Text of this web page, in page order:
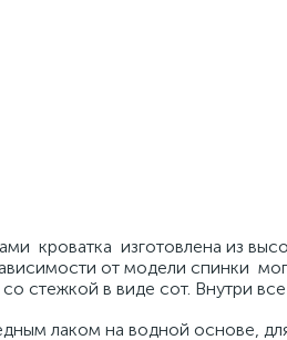
кроватка изготовлена из
от модели спинки
стежкой в виде сот. Внутри
лаком на водной основе,